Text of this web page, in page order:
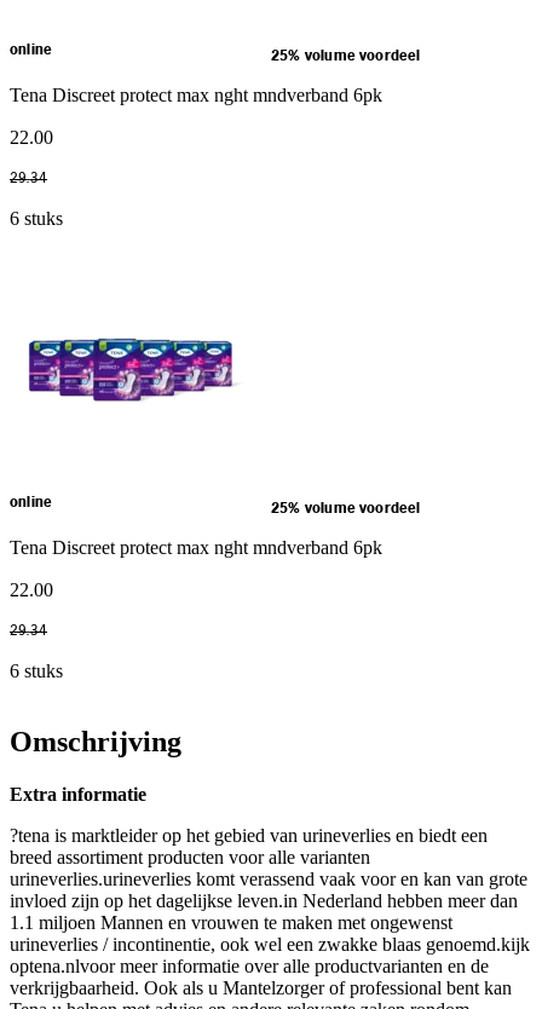
online 25% volume voordeel
Tena Discreet protect max nght mndverband 6pk
22.00
29.34
6 stuks
online 25% volume voordeel
Tena Discreet protect max nght mndverband 6pk
22.00
29.34
6 stuks
Omschrijving
Extra informatie
?tena is marktleider op het gebied van urineverlies en biedt een
breed assortiment producten voor alle varianten
urineverlies.urineverlies komt verassend vaak voor en kan van grote
invloed zijn op het dagelijkse leven.in Nederland hebben meer dan
1.1 miljoen Mannen en vrouwen te maken met ongewenst
urineverlies / incontinentie, ook wel een zwakke blaas genoemd.kijk
optena.nlvoor meer informatie over alle productvarianten en de
verkrijgbaarheid. Ook als u Mantelzorger of professional bent kan